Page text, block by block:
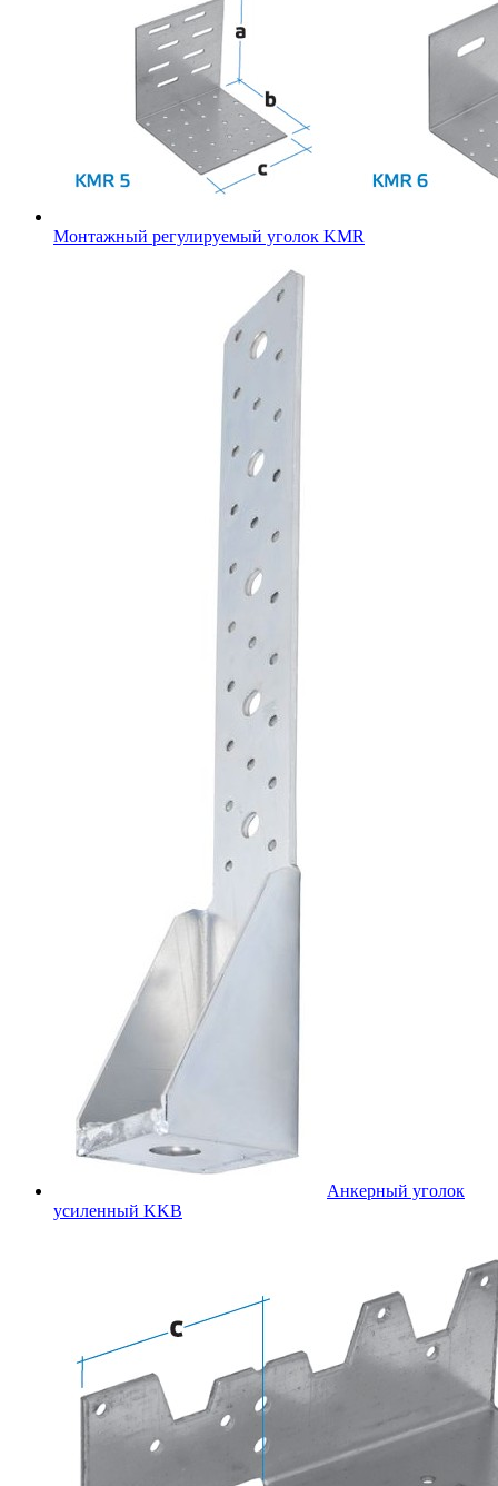
Монтажный регулируемый уголок KMR
Анкерный уголок
усиленный KKB